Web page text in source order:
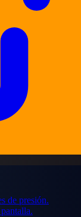
de presión.